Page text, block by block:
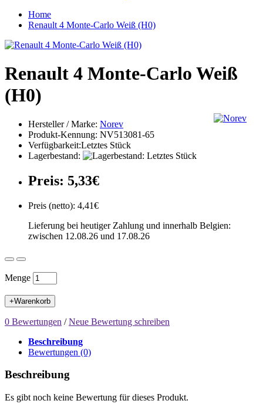
Home
Renault 4 Monte-Carlo Weiß (H0)
Renault 4 Monte-Carlo Weiß
(H0)
Hersteller / Marke: Norev
Produkt-Kennung: NV513081-65
Verfügbarkeit:Letztes Stück
Lagerbestand:
Preis: 5,33€
Preis (netto): 4,41€
Lieferung bei heutiger Zahlung und innerhalb Belgien:
zwischen 12.08.26 und 17.08.26
Menge
+Warenkorb
0 Bewertungen /Neue Bewertung schreiben
Beschreibung
Bewertungen (0)
Beschreibung
Es gibt noch keine Bewertung für dieses Produkt.